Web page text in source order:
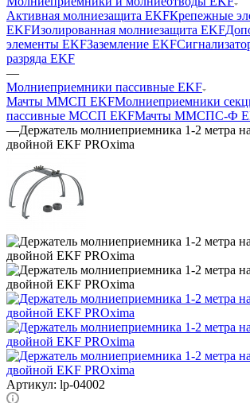
Активная молниезащита EKFКрепежные
EKFИзолированная молниезащита EKF
элементы EKFЗаземление EKF
разряда EKF
—
Молниеприемники пассивные EKF
Мачты ММСП EKFМолниеприемники
пассивные МССП EKFМачты ММСПС-Ф
—Держатель молниеприемника 1-2 метра
двойной EKF PROxima
Артикул: lp-04002